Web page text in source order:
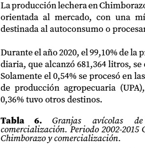
Tabla 6. Granjas avícolas
de
comercialización. Periodo 2002-2015
Chimborazo y comercialización.
La producción lechera en Chimborazo
orientada al mercado, con una
destinada al autoconsumo o
Durante el año 2020, el 99,10% de la
diaria, que alcanzó 681,364 litros, se
Solamente el 0,54% se procesó en las
de producción agropecuaria (UPA),
0,36% tuvo otros destinos.